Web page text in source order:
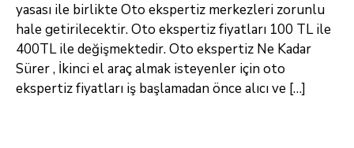
yasası ile birlikte Oto ekspertiz merkezleri zorunlu
hale getirilecektir. Oto ekspertiz fiyatları 100 TL ile
400TL ile değişmektedir. Oto ekspertiz Ne Kadar
Sürer , İkinci el araç almak isteyenler için oto
ekspertiz fiyatları iş başlamadan önce alıcı ve […]